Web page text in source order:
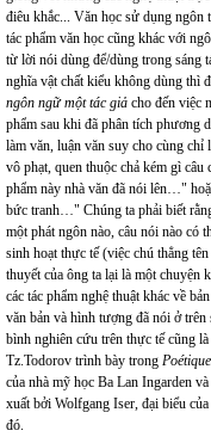
điêu khắc... Văn học sử dụng ngôn
tác phẩm văn học cũng khác với
từ lời nói dùng để/dùng trong sáng
nghĩa vật chất kiểu không dùng thì
ngôn ngữ một tác giả cho đến việc
phẩm sau khi đã phân tích phương
làm văn, luận văn suy cho cùng
vô phạt, quen thuộc chả kém gì
phẩm này nhà văn đã nói lên…"
bức tranh…" Chúng ta phải biết
một phát ngôn nào, câu nói nào có
sinh hoạt thực tế (việc chú thẳng
thuyết của ông ta lại là một chuyện
các tác phẩm nghệ thuật khác về
văn bản và hình tượng đã nói ở
bình nghiên cứu trên thực tế cũng
Tz.Todorov trình bày trong Poétique
của nhà mỹ học Ba Lan Ingarden
xuất bởi Wolfgang Iser, đại biểu
đó.